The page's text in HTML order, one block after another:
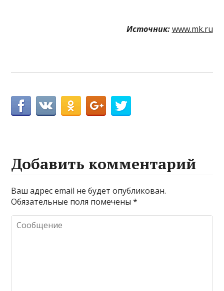
Источник: www.mk.ru
Добавить комментарий
Ваш адрес email не будет опубликован.
Обязательные поля помечены*